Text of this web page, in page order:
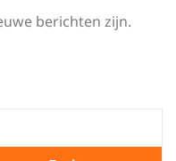
berichten zijn.